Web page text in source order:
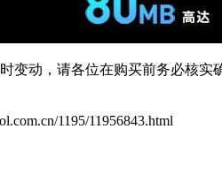
动，请各位在购买前务必核
1195/11956843.html